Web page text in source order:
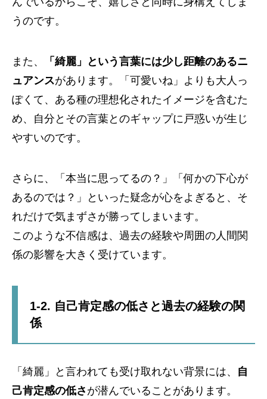
うのです。
また、
「綺麗」という言葉には少し距離のあるニ
ュアンスがあります。「可愛いね」よりも大人っ
ぽくて、ある種の理想化されたイメージを含むた
め、自分とその言葉とのギャップに戸惑いが生じ
やすいのです。
さらに、「本当に思ってるの？」「何かの下心が
あるのでは？」といった疑念が心をよぎると、そ
れだけで気まずさが勝ってしまいます。
このような不信感は、過去の経験や周囲の人間関
係の影響を大きく受けています。
1-2. 自己肯定感の低さと過去の経験の関
係
「綺麗」と言われても受け取れない背景には、 自
己肯定感の低さ が潜んでいることがあります。